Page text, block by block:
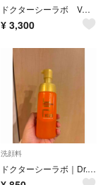
ドクターシーラボ VC100 ピーリングソープ 100g 2個セット
¥ 3,300
洗顔料
ドクターシーラボ｜Dr.Ci:Labo VC100KEANAウォッシングフォーム